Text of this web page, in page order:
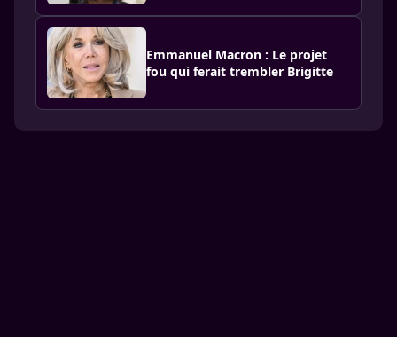
Emmanuel Macron : Le projet
fou qui ferait trembler Brigitte